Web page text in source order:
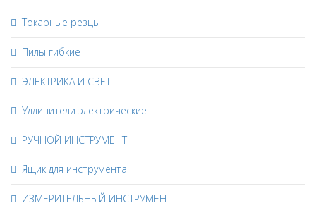
Токарные резцы
Пилы гибкие
ЭЛЕКТРИКА И СВЕТ
Удлинители электрические
РУЧНОЙ ИНСТРУМЕНТ
Ящик для инструмента
ИЗМЕРИТЕЛЬНЫЙ ИНСТРУМЕНТ